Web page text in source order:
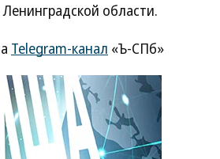
области.
Telegram-канал «Ъ-СПб»